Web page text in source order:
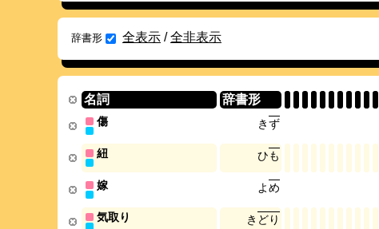
辞書形 全表示 /全非表示
名詞 辞書形
傷 きず
紐 ひも
嫁 よめ
気取り き どり